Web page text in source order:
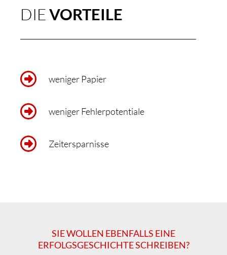
DIEVORTEILE
weniger Papier
weniger Fehlerpotentiale
Zeitersparnisse
SIE WOLLEN EBENFALLS EINE
ERFOLGSGESCHICHTE SCHREIBEN?